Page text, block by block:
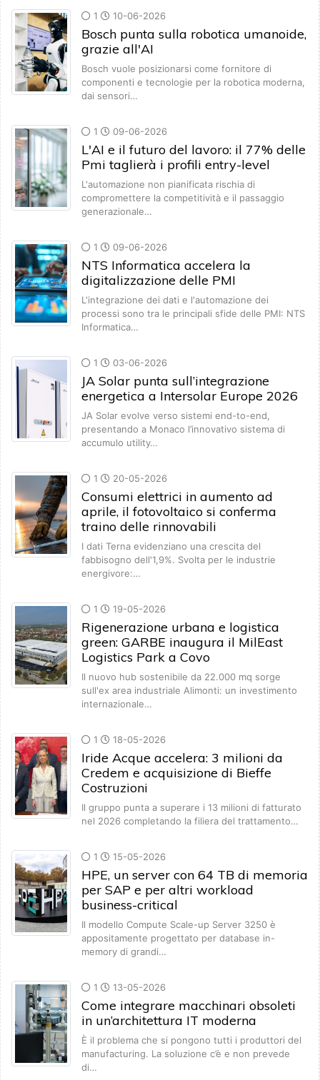
1 10-06-2026
Bosch punta sulla robotica umanoide,
grazie all'AI
Bosch vuole posizionarsi come fornitore di
componenti e tecnologie per la robotica moderna,
dai sensori…
1 09-06-2026
L'AI e il futuro del lavoro: il 77% delle
Pmi taglierà i profili entry-level
L'automazione non pianificata rischia di
compromettere la competitività e il passaggio
generazionale…
1 09-06-2026
NTS Informatica accelera la
digitalizzazione delle PMI
L'integrazione dei dati e l'automazione dei
processi sono tra le principali sfide delle PMI: NTS
Informatica…
1 03-06-2026
JA Solar punta sull’integrazione
energetica a Intersolar Europe 2026
JA Solar evolve verso sistemi end-to-end,
presentando a Monaco l’innovativo sistema di
accumulo utility…
1 20-05-2026
Consumi elettrici in aumento ad
aprile, il fotovoltaico si conferma
traino delle rinnovabili
I dati Terna evidenziano una crescita del
fabbisogno dell'1,9%. Svolta per le industrie
energivore:…
1 19-05-2026
Rigenerazione urbana e logistica
green: GARBE inaugura il MilEast
Logistics Park a Covo
Il nuovo hub sostenibile da 22.000 mq sorge
sull'ex area industriale Alimonti: un investimento
internazionale…
1 18-05-2026
Iride Acque accelera: 3 milioni da
Credem e acquisizione di Bieffe
Costruzioni
Il gruppo punta a superare i 13 milioni di fatturato
nel 2026 completando la filiera del trattamento…
1 15-05-2026
HPE, un server con 64 TB di memoria
per SAP e per altri workload
business-critical
Il modello Compute Scale-up Server 3250 è
appositamente progettato per database in-
memory di grandi…
1 13-05-2026
Come integrare macchinari obsoleti
in un’architettura IT moderna
È il problema che si pongono tutti i produttori del
manufacturing. La soluzione c’è e non prevede
di…